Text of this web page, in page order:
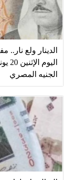
الدينار ولع
الجنيه المصري